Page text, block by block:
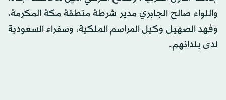
واللواء صالح الجابري مدير شرطة منطقة مكة المكرمة،
وفهد الصهيل وكيل المراسم الملكية، وسفراء السعودية
لدى بلدانهم.